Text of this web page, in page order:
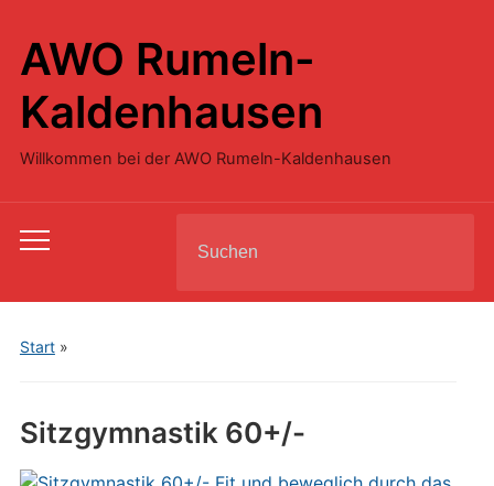
AWO Rumeln-
Kaldenhausen
Willkommen bei der AWO Rumeln-Kaldenhausen
Toggle
menu
for:
Start»
Sitzgymnastik 60+/-